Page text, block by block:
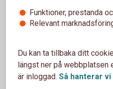
dig som kund, och önska dig
helgerna.
God Jul och Gott Nytt År!
Staffan Svantesson
Funktioner, prestanda
Relevant
Du kan ta tillbaka ditt
längst ner på webbplatsen
är inloggad. Så hanterar